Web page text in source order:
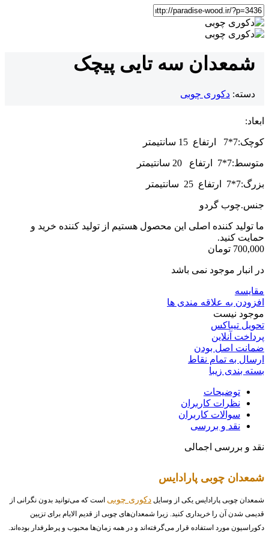
شمعدان سه تایی پیچک
دسته: دکوری چوبی
ابعاد:
کوچک:7*7 ارتفاع 15 سانتیمتر
متوسط:7*7 ارتفاع 20 سانتیمتر
بزرگ:7*7 ارتفاع 25 سانتیمتر
جنس.چوب گردو
ما تولید کننده اصلی این محصول هستیم از تولید کننده خرید و
حمایت کنید.
700,000 تومان
در انبار موجود نمی باشد
مقایسه
افزودن به علاقه مندی ها
موجود نیست
تحویل تیباکس
پرداخت آنلاین
ضمانت اصل بودن
ارسال به تمام نقاط
بسته بندی زیبا
توضیحات
نظرات کاربران
سوالات کاربران
نقد و بررسی
نقد و بررسی اجمالی
شمعدان چوبی پارادایس
شمعدان چوبی پارادایس یکی از وسایل دکوری چوبی است که می‌توانید بدون نگرانی از
قدیمی شدن آن را خریداری کنید. زیرا شمعدان‌های چوبی از قدیم الایام برای تزیین
دکوراسیون مورد استفاده قرار می‌گرفته‌اند و در همه زمان‌ها محبوب و پرطرفدار بوده‌اند.